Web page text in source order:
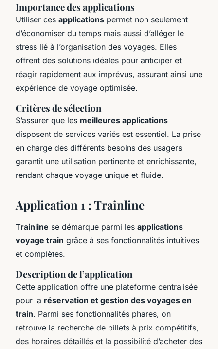
Importance des applications
Utiliser ces applications permet non seulement
d’économiser du temps mais aussi d’alléger le
stress lié à l’organisation des voyages. Elles
offrent des solutions idéales pour anticiper et
réagir rapidement aux imprévus, assurant ainsi une
expérience de voyage optimisée.
Critères de sélection
S’assurer que les meilleures applications
disposent de services variés est essentiel. La prise
en charge des différents besoins des usagers
garantit une utilisation pertinente et enrichissante,
rendant chaque voyage unique et fluide.
Application 1 : Trainline
Trainline se démarque parmi les applications
voyage train grâce à ses fonctionnalités intuitives
et complètes.
Description de l’application
Cette application offre une plateforme centralisée
pour la réservation et gestion des voyages en
train. Parmi ses fonctionnalités phares, on
retrouve la recherche de billets à prix compétitifs,
des horaires détaillés et la possibilité d’acheter des